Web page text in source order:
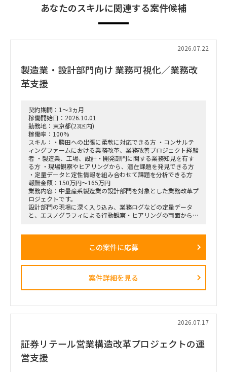
あなたのスキルに関連する案件候補
2026.07.22
製造業・設計部門向け 業務可視化／業務改
革支援
契約期間：1～3ヵ月
稼働開始日：2026.10.01
勤務地：東京都(23区内)
稼働率：100%
スキル：・勝田への出張に柔軟に対応できる方 ・コンサルテ
ィングファームにおける業務改革、業務改善プロジェクト経験
者 ・製造業、工場、設計・開発部門に関する業務知見を有す
る方 ・現場観察やヒアリングから、潜在課題を発見できる方
・定量データと定性情報を組み合わせて課題を分析できる方
報酬金額：150万円～165万円
業務内容：中量産系製造業の設計部門を対象とした業務改革プ
ロジェクトです。
設計部門の現場に深く入り込み、業務ログなどの定量データ
と、エスノグラフィによる行動観察・ヒアリングの両面から、
に対する改革提案および最終報告までを担います。
■業務内容
・設計部門のオフィス内における行動観察、エスノグラフィ調
・現場担当者へのヒアリングおよび顕在・潜在課題の整理
・課題の分析、構造化およびボトルネックの特定
・幹部層への中間報告、最終報告資料の作成およびプレゼンテ
ーション
この案件に応募
案件詳細を見る
2026.07.17
証券リテール営業構造改革プロジェクトの運
営支援